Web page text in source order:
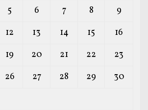
5 6 7 8
9
12 13 14 15
16
19 20 21 22
23
26 27 28 29
30